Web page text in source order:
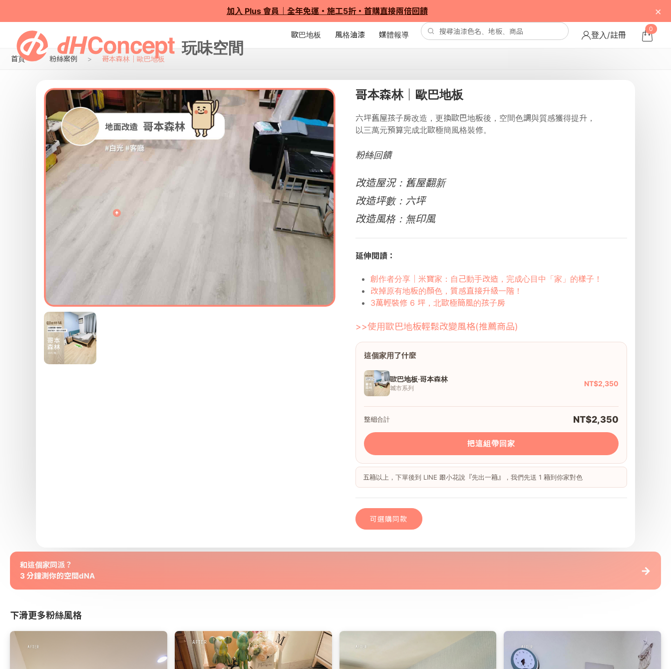
加入 Plus 會員｜全年免運・施工5折・首購直接兩倍回饋 ×
歐巴地板 風格油漆 媒體報導 登入/註冊
0
首頁 粉絲案例 哥本森林｜歐巴地板
哥本森林｜歐巴地板
六坪舊屋孩子房改造，更換歐巴地板後，空間色調與質感獲得提升，
以三萬元預算完成北歐極簡風格裝修。
粉絲回饋
改造屋況：舊屋翻新
改造坪數：六坪
改造風格：無印風
延伸閱讀：
創作者分享｜米寶家：自己動手改造，完成心目中「家」的樣子！
改掉原有地板的顏色，質感直接升級一階！
3萬輕裝修 6 坪，北歐極簡風的孩子房
>>使用歐巴地板輕鬆改變風格(推薦商品)
這個家用了什麼
歐巴地板·哥本森林
城市系列
NT$2,350
整組合計 NT$2,350
把這組帶回家
五箱以上，下單後到 LINE 跟小花說『先出一箱』，我們先送 1 箱到你家對色
可選購同款
哥本森林｜歐巴地板
和這個家同派？
3 分鐘測你的空間dNA
→
下滑更多粉絲風格